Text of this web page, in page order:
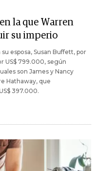
la que Warren
su imperio
esposa, Susan Buffett, por
US$ 799.000, según
son James y Nancy
Hathaway, que
397.000.